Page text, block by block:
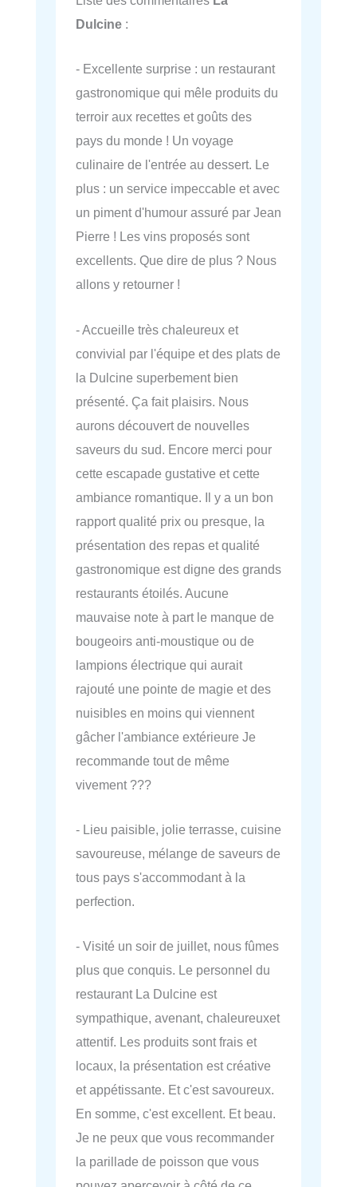
Dulcine :
- Excellente surprise : un restaurant
gastronomique qui mêle produits du
terroir aux recettes et goûts des
pays du monde ! Un voyage
culinaire de l'entrée au dessert. Le
plus : un service impeccable et avec
un piment d'humour assuré par Jean
Pierre ! Les vins proposés sont
excellents. Que dire de plus ? Nous
allons y retourner !
- Accueille très chaleureux et
convivial par l'équipe et des plats de
la Dulcine superbement bien
présenté. Ça fait plaisirs. Nous
aurons découvert de nouvelles
saveurs du sud. Encore merci pour
cette escapade gustative et cette
ambiance romantique. Il y a un bon
rapport qualité prix ou presque, la
présentation des repas et qualité
gastronomique est digne des grands
restaurants étoilés. Aucune
mauvaise note à part le manque de
bougeoirs anti-moustique ou de
lampions électrique qui aurait
rajouté une pointe de magie et des
nuisibles en moins qui viennent
gâcher l'ambiance extérieure Je
recommande tout de même
vivement ???
- Lieu paisible, jolie terrasse, cuisine
savoureuse, mélange de saveurs de
tous pays s'accommodant à la
perfection.
- Visité un soir de juillet, nous fûmes
plus que conquis. Le personnel du
restaurant La Dulcine est
sympathique, avenant, chaleureuxet
attentif. Les produits sont frais et
locaux, la présentation est créative
et appétissante. Et c'est savoureux.
En somme, c'est excellent. Et beau.
Je ne peux que vous recommander
la parillade de poisson que vous